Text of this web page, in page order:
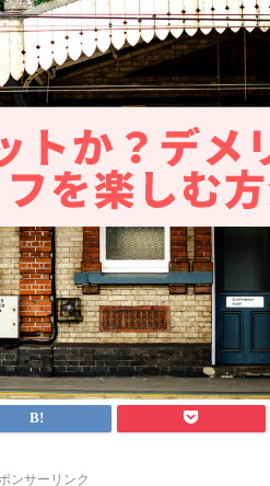
ンサーリンク